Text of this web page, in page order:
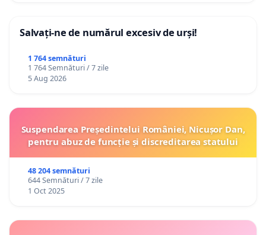
Salvați-ne de numărul excesiv de urși!
1 764 semnături
1 764 Semnături / 7 zile
5 Aug 2026
Suspendarea Președintelui României, Nicușor Dan,
pentru abuz de funcție și discreditarea statului
48 204 semnături
644 Semnături / 7 zile
1 Oct 2025